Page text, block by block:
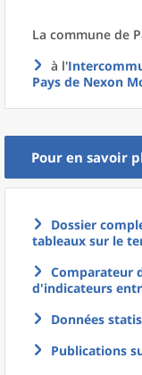
La commune de
à l'
Pays de Nexon
Pour en savoir
Dossier
tableaux sur le
Comparateur
d'indicateurs
Données
Publications